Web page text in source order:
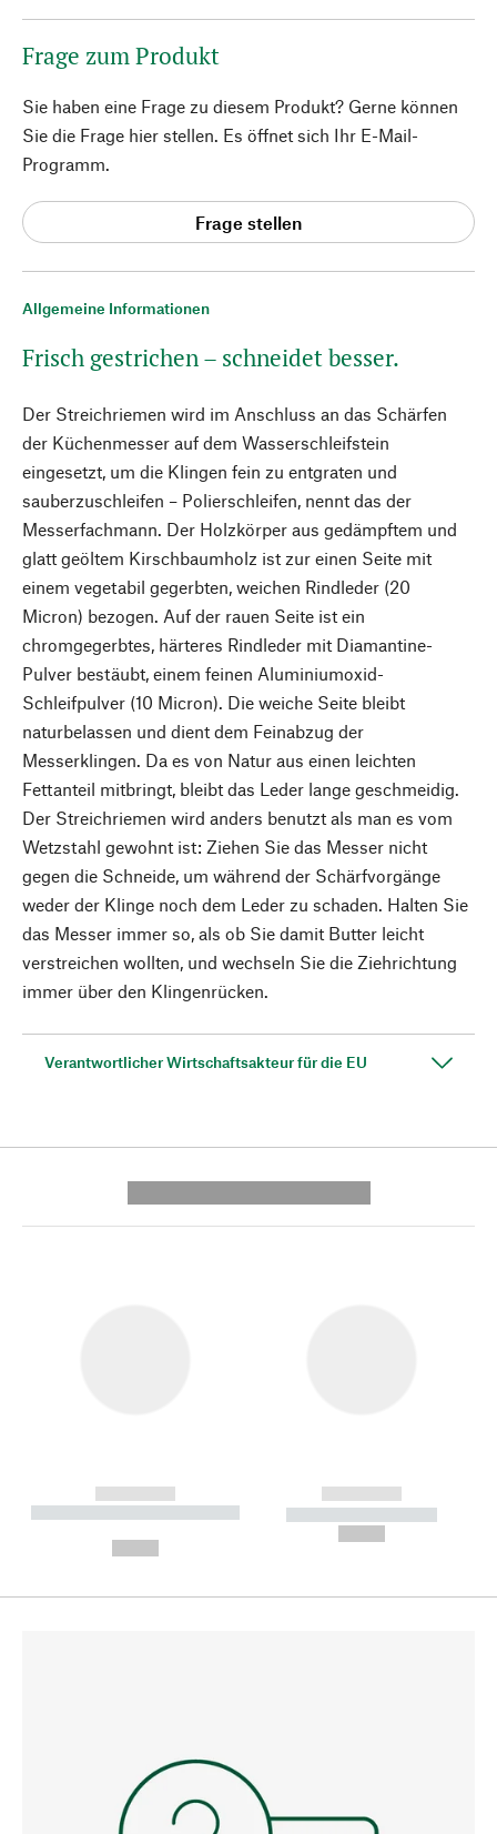
Allgemeine Informationen
Frisch gestrichen – schneidet besser.
Der Streichriemen wird im Anschluss an das Schärfen
der Küchenmesser auf dem Wasserschleifstein
eingesetzt, um die Klingen fein zu entgraten und
sauberzuschleifen – Polierschleifen, nennt das der
Messerfachmann. Der Holzkörper aus gedämpftem und
glatt geöltem Kirschbaumholz ist zur einen Seite mit
einem vegetabil gegerbten, weichen Rindleder (20
Micron) bezogen. Auf der rauen Seite ist ein
chromgegerbtes, härteres Rindleder mit Diamantine-
Pulver bestäubt, einem feinen Aluminiumoxid-
Schleifpulver (10 Micron). Die weiche Seite bleibt
naturbelassen und dient dem Feinabzug der
Messerklingen. Da es von Natur aus einen leichten
Fettanteil mitbringt, bleibt das Leder lange geschmeidig.
Der Streichriemen wird anders benutzt als man es vom
Wetzstahl gewohnt ist: Ziehen Sie das Messer nicht
gegen die Schneide, um während der Schärfvorgänge
weder der Klinge noch dem Leder zu schaden. Halten Sie
das Messer immer so, als ob Sie damit Butter leicht
verstreichen wollten, und wechseln Sie die Ziehrichtung
immer über den Klingenrücken.
Verantwortlicher Wirtschaftsakteur für die EU
Frage zum Produkt
Sie haben eine Frage zu diesem Produkt? Gerne können
Sie die Frage hier stellen. Es öffnet sich Ihr E-Mail-
Programm.
Frage stellen
------------
----------- ----------- --------
------------
----------- -----------